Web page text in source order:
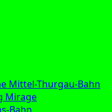
Mittel-Thurgau-Bahn
Mirage